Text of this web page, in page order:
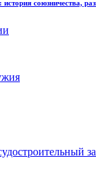
союзничества,